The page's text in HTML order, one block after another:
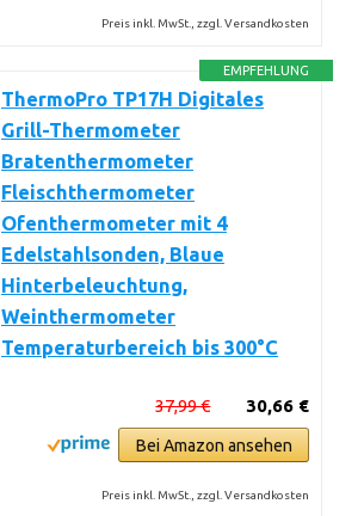
Preis inkl. MwSt., zzgl. Versandkosten
EMPFEHLUNG
ThermoPro TP17H Digitales
Grill-Thermometer
Bratenthermometer
Fleischthermometer
Ofenthermometer mit 4
Edelstahlsonden, Blaue
Hinterbeleuchtung,
Weinthermometer
Temperaturbereich bis 300°C
30,66 €
37,99 €
Bei Amazon ansehen
Preis inkl. MwSt., zzgl. Versandkosten